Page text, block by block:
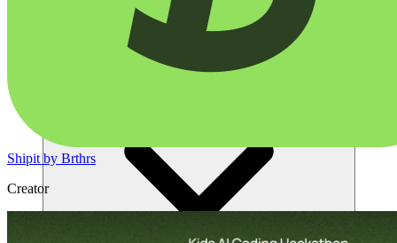
समाधान
Shipit by Brthrs
Creator